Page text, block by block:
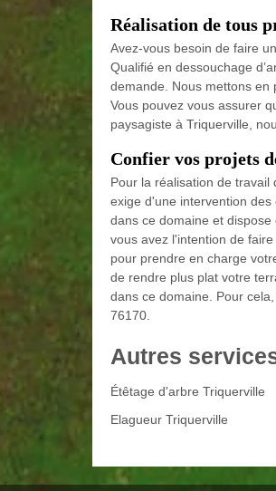
Réalisation de tous
Avez-vous besoin de faire
Qualifié en dessouchage
demande. Nous mettons en
Vous pouvez vous assurer
paysagiste à Triquerville,
Confier vos projets
Pour la réalisation de
exige d'une intervention
dans ce domaine et
vous avez l'intention de
pour prendre en charge
de rendre plus plat votre
dans ce domaine. Pour
76170.
Autres
Étêtage d'arbre Triquerville
Elagueur Triquerville